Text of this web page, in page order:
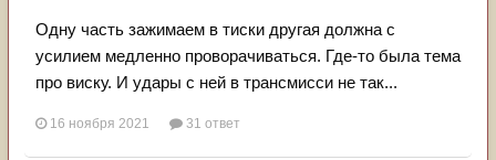
Одну часть зажимаем в тиски другая должна с
усилием медленно проворачиваться. Где-то была тема
про виску. И удары с ней в трансмисси не так...
16 ноября 2021 31 ответ